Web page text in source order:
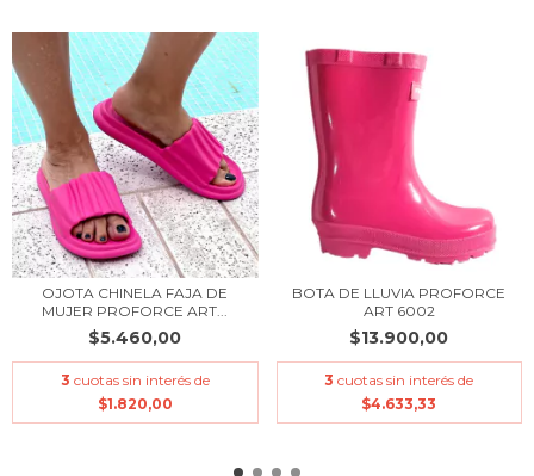
OJOTA CHINELA FAJA DE
MUJER PROFORCE ART...
$5.460,00
3 cuotas sin interés de
$1.820,00
BOTA DE LLUVIA PROFORCE
ART 6002
$13.900,00
3 cuotas sin interés de
$4.633,33